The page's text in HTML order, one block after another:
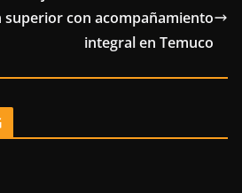
superior con acompañamiento
integral en Temuco